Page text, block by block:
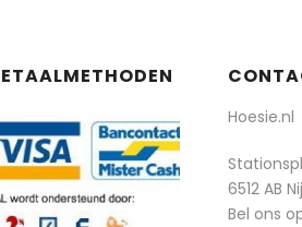
Hoesie.nl
6512 AB
Bel ons